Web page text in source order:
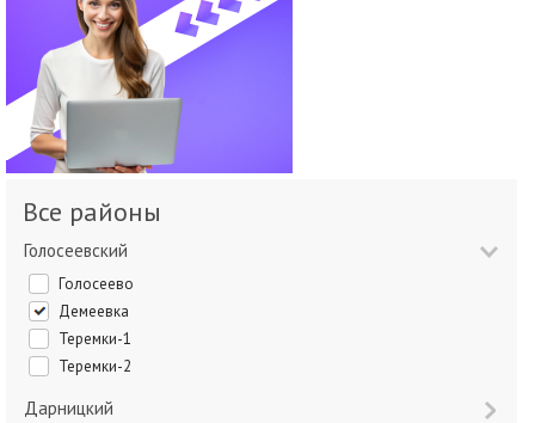
Все районы
Голосеевский
Голосеево
Демеевка
Теремки-1
Теремки-2
Дарницкий